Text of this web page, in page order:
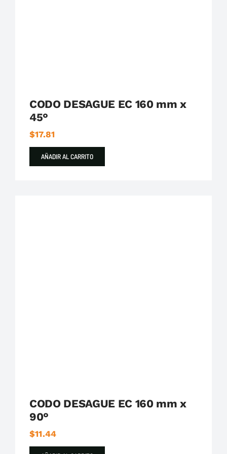
CODO DESAGUE EC 160 mm x
45°
$17.81
AÑADIR AL CARRITO
CODO DESAGUE EC 160 mm x
90°
$11.44